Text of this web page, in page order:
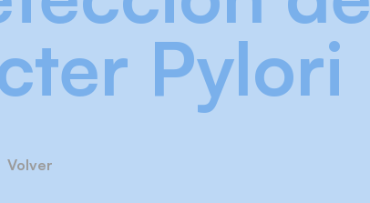
Pylori
Volver